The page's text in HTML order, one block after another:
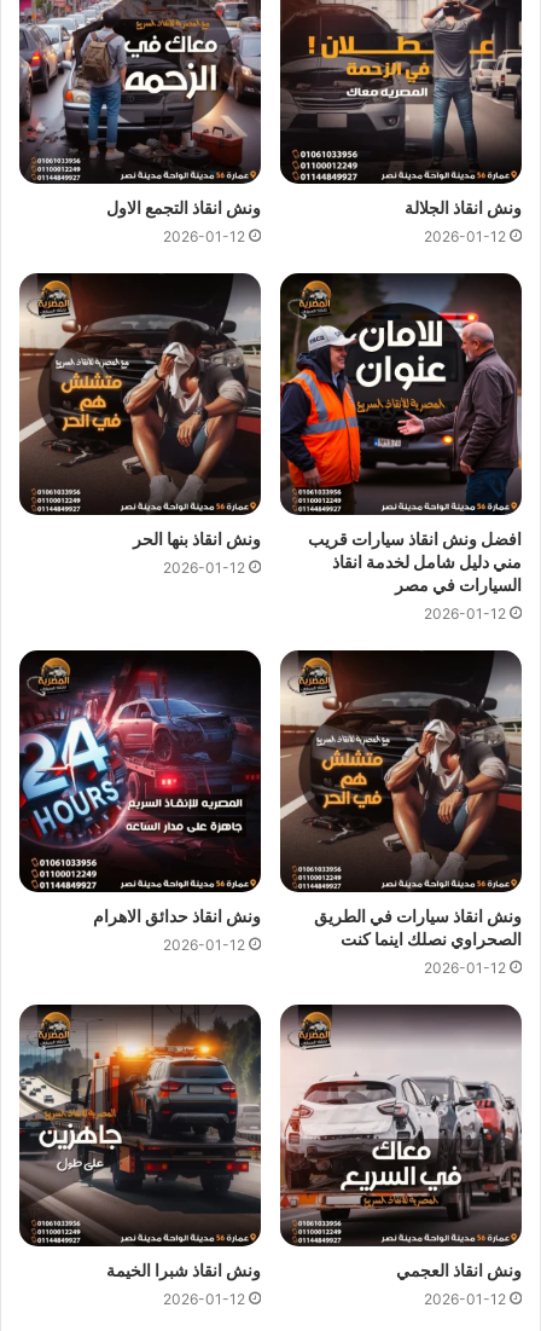
كل هذا باقل سعر كما نقدم عروض وخصومات تصل الي خصم 50%
علي جميع خدماتانقاذ السيارات
ونش انقاذ المصرية لدينا دائما ونش انقاذ في المهندسينلسحب و
انقاذ سيارتك ونقلك الي اقرب مركز صيانة او توكيل سيارات ، اتصل
بنا الان ولا تترددونش انقاذالمصرية هوارخص ونش انقاذ في
المهندسيناتصل بنا علي
رقم ونش انقاذ المهندسين
01144849927
01017439322او 01094833093
ونش انقاذ سياراتسريع و مجهز بأحدث المعدات واحدث وسائل
الامان والراحة.
ونش انقاذ سيارات بالمهندسين
من اهم اسباب نجاح ونش المصرية لانقاذ السياراتهى خبرتنا
الكبيرة فيانقاذ السياراتونقل السياراتفنحن نمتلك اسطول
كبير من اوناش انقاذ السيارات لكي نستطيع تقديم خدمات انقاذ
السيارات بجودة عالية و اقل سعر لكي نصبح
افضل ونش انقاذ في
المهندسينوارخص ونش انقاذ في المهندسينو جميع المحافظات.
اسعارونش انقاذ المصرية
في المهندسيندائما و اوناشنا قريبة منك و نقدم خدماتنا باعلي جودة
و اقل سعر و كما نوفر حدث التقنيات دائما لمتابعة جميع سياراتنا عند
طريق GPS لنجعلك دائما في امان تام علي الطريق.
ونش انقاذ المهندسينمنونش المصرية لانقاذ السياراتلقد وفرنا
عليك عناء البحث عنونش انقاذ في المهندسينحيث اننا نوفر لك
خدماتانقاذ السيارات في المهندسين من خلالاوناش انقاذ سيارات
حديثة و مجهزة و مراقبة بـ GPS
لتساعدك في نقل سياراتالي
اقرب توكيل او اي وجهة اخري تريد نقل السيارة اليها.
ونش انقاذ الجلالة
2026-01-12
ونش انقاذ التجمع الاول
2026-01-12
افضل ونش انقاذ سيارات قريب
مني دليل شامل لخدمة انقاذ
السيارات في مصر
2026-01-12
ونش انقاذ بنها الحر
2026-01-12
ونش انقاذ سيارات في الطريق
الصحراوي نصلك اينما كنت
2026-01-12
ونش انقاذ حدائق الاهرام
2026-01-12
ونش انقاذ العجمي
2026-01-12
ونش انقاذ شبرا الخيمة
2026-01-12